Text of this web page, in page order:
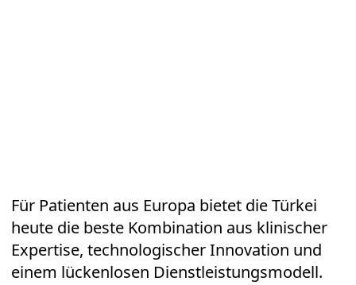
Für Patienten aus Europa bietet die Türkei
heute die beste Kombination aus klinischer
Expertise, technologischer Innovation und
einem lückenlosen Dienstleistungsmodell.